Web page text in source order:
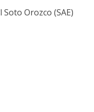
Soto Orozco (SAE)